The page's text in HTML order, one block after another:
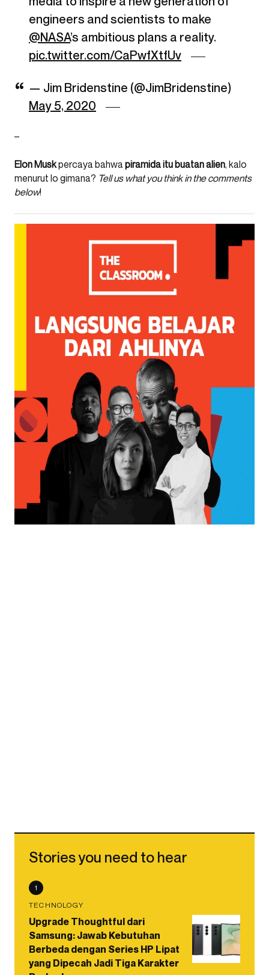
engineers and scientists to make
@NASA’s ambitious plans a reality.
pic.twitter.com/CaPwfXtfUv
— Jim Bridenstine (@JimBridenstine)
May 5, 2020
–
Elon Muskpercaya bahwapiramida itu buatan alien, kalo
menurut lo gimana? Tell us what you think in the comments
below!
Stories you need to hear
1
TECHNOLOGY
Upgrade Thoughtful dari
Samsung: Jawab Kebutuhan
Berbeda dengan Series HP Lipat
yang Dipecah Jadi Tiga Karakter